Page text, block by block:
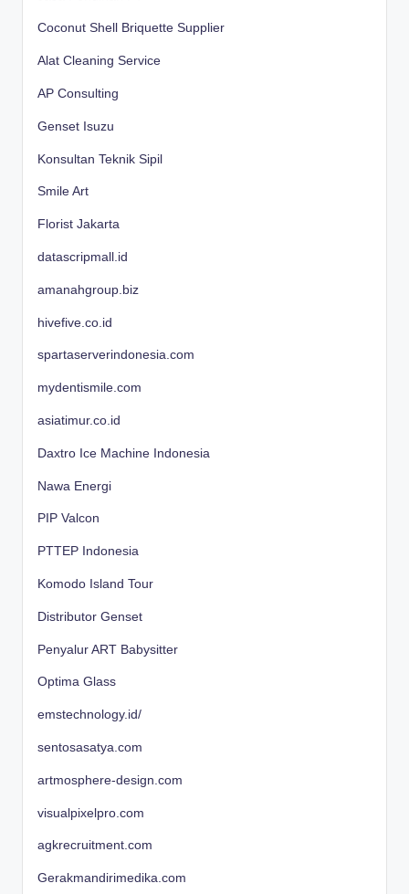
Coconut Shell Briquette Supplier
Alat Cleaning Service
AP Consulting
Genset Isuzu
Konsultan Teknik Sipil
Smile Art
Florist Jakarta
datascripmall.id
amanahgroup.biz
hivefive.co.id
spartaserverindonesia.com
mydentismile.com
asiatimur.co.id
Daxtro Ice Machine Indonesia
Nawa Energi
PIP Valcon
PTTEP Indonesia
Komodo Island Tour
Distributor Genset
Penyalur ART Babysitter
Optima Glass
emstechnology.id/
sentosasatya.com
artmosphere-design.com
visualpixelpro.com
agkrecruitment.com
Gerakmandirimedika.com